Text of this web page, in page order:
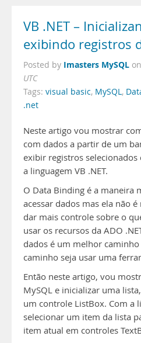
VB .NET –
exibindo registros
Posted by Imasters MySQL on
UTC
Tags: visual basic, MySQL,
.net
Neste artigo vou mostrar
com dados a partir de um
exibir registros
a linguagem VB .NET.
O Data Binding é a maneira
acessar dados mas ela não
dar mais controle sobre o
usar os recursos da ADO
dados é um melhor
caminho seja usar uma
Então neste artigo, vou
MySQL e inicializar uma
um controle ListBox. Com a
selecionar um item da lista
item atual em controles